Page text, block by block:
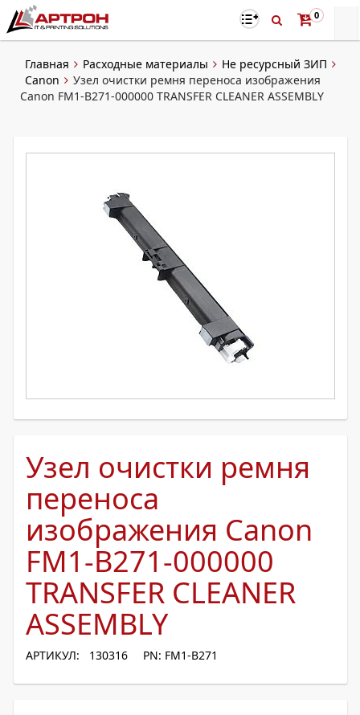
0
Главная Расходные материалы
Не ресурсный ЗИП
Canon
Узел очистки ремня переноса изображения
Canon FM1-B271-000000 TRANSFER CLEANER ASSEMBLY
Узел очистки ремня
переноса
изображения Canon
FM1-B271-000000
TRANSFER CLEANER
ASSEMBLY
АРТИКУЛ: 130316 PN: FM1-B271